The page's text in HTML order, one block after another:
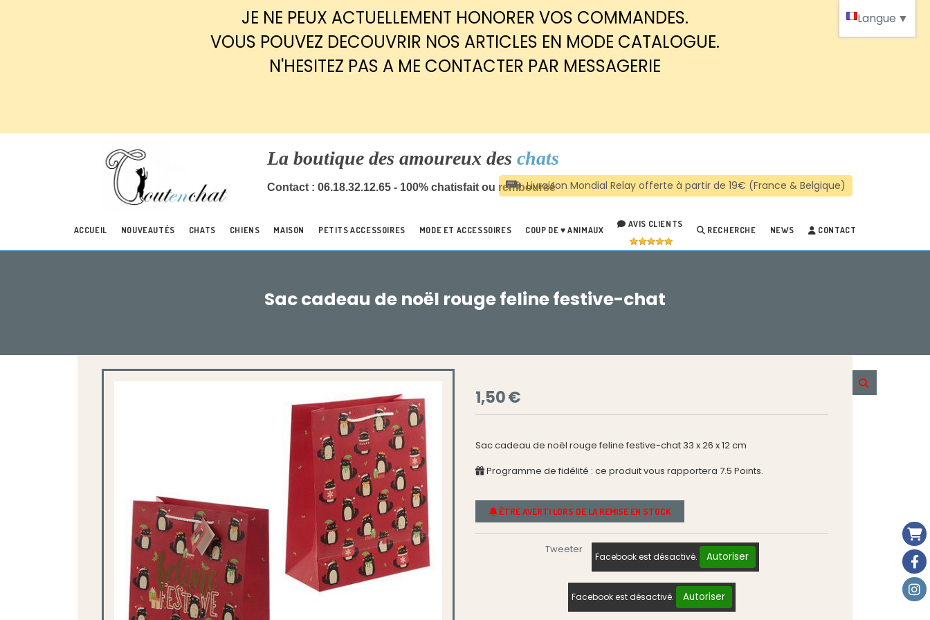
JE NE PEUX ACTUELLEMENT HONORER VOS COMMANDES.
VOUS POUVEZ DECOUVRIR NOS ARTICLES EN MODE CATALOGUE.
N'HESITEZ PAS A ME CONTACTER PAR MESSAGERIE
La boutique des amoureux des chats
Contact : 06.18.32.12.65 - 100% chatisfait ou remboursé
ACCUEIL NOUVEAUTÉS CHATS CHIENS MAISON PETITS ACCESSOIRES MODE ET ACCESSOIRES COUP DE ♥ ANIMAUX
AVIS CLIENTS
RECHERCHE NEWS CONTACT
Sac cadeau de noël rouge feline festive-chat
1,50€
Sac cadeau de noël rouge feline festive-chat 33 x 26 x 12 cm
Programme de fidélité : ce produit vous rapportera 7.5 Points.
ÊTRE AVERTI LORS DE LA REMISE EN STOCK
Tweeter
Facebook est désactivé. Autoriser
Facebook est désactivé. Autoriser
Langue ▼